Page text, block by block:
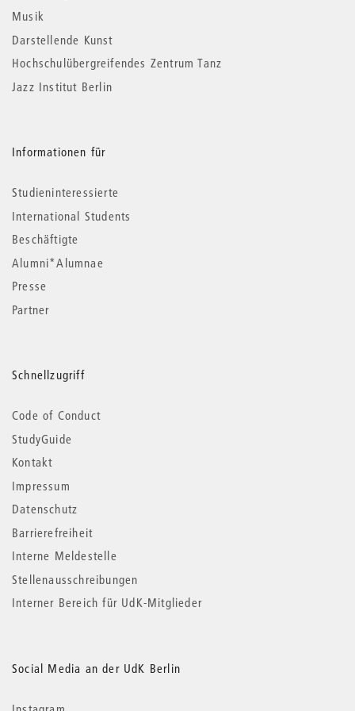
Musik
Darstellende Kunst
Hochschulübergreifendes Zentrum Tanz
Jazz Institut Berlin
Informationen für
Studieninteressierte
International Students
Beschäftigte
Alumni*Alumnae
Presse
Partner
Schnellzugriff
Code of Conduct
StudyGuide
Kontakt
Impressum
Datenschutz
Barrierefreiheit
Interne Meldestelle
Stellenausschreibungen
Interner Bereich für UdK-Mitglieder
Social Media an der UdK Berlin